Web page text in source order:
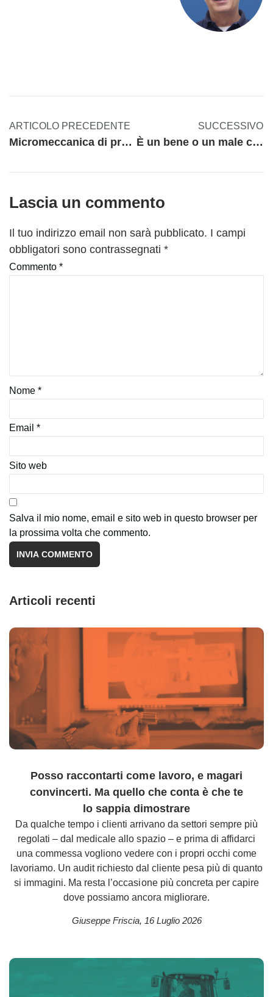
ARTICOLO PRECEDENTE
Micromeccanica di precisione e mercato cinese: un connubio possibile?
SUCCESSIVO
È un bene o un male che una manifestazione fieristica sia molto vasta?
Lascia un commento
Il tuo indirizzo email non sarà pubblicato. I campi
obbligatori sono contrassegnati *
Commento *
Nome *
Email *
Sito web
Salva il mio nome, email e sito web in questo browser per
la prossima volta che commento.
Articoli recenti
Posso raccontarti come lavoro, e magari
convincerti. Ma quello che conta è che te
lo sappia dimostrare
Da qualche tempo i clienti arrivano da settori sempre più
regolati – dal medicale allo spazio – e prima di affidarci
una commessa vogliono vedere con i propri occhi come
lavoriamo. Un audit richiesto dal cliente pesa più di quanto
si immagini. Ma resta l’occasione più concreta per capire
dove possiamo ancora migliorare.
Giuseppe Friscia, 16 Luglio 2026